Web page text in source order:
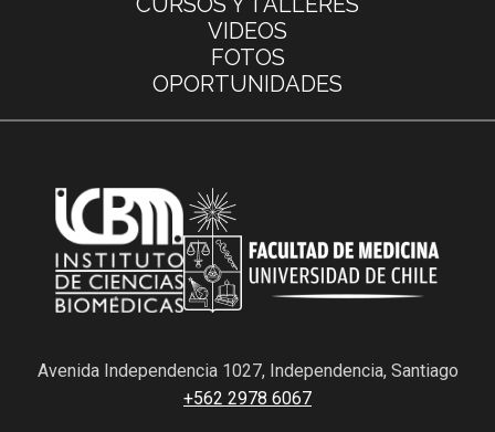
VIDEOS
FOTOS
OPORTUNIDADES
Avenida Independencia 1027, Independencia, Santiago
+562 2978 6067